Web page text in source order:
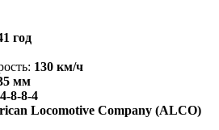
год
130 км/ч
мм
4-8-8-4
Locomotive Company (ALCO)